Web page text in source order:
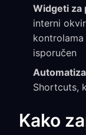
Widgeti za
interni
isporučen
Shortcuts,
Kako